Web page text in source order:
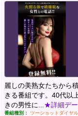
麗しの美熟女たちから
きる番組です。40代以
きの男性に... ★詳細デー
番組種別：
ツーショットダイヤ